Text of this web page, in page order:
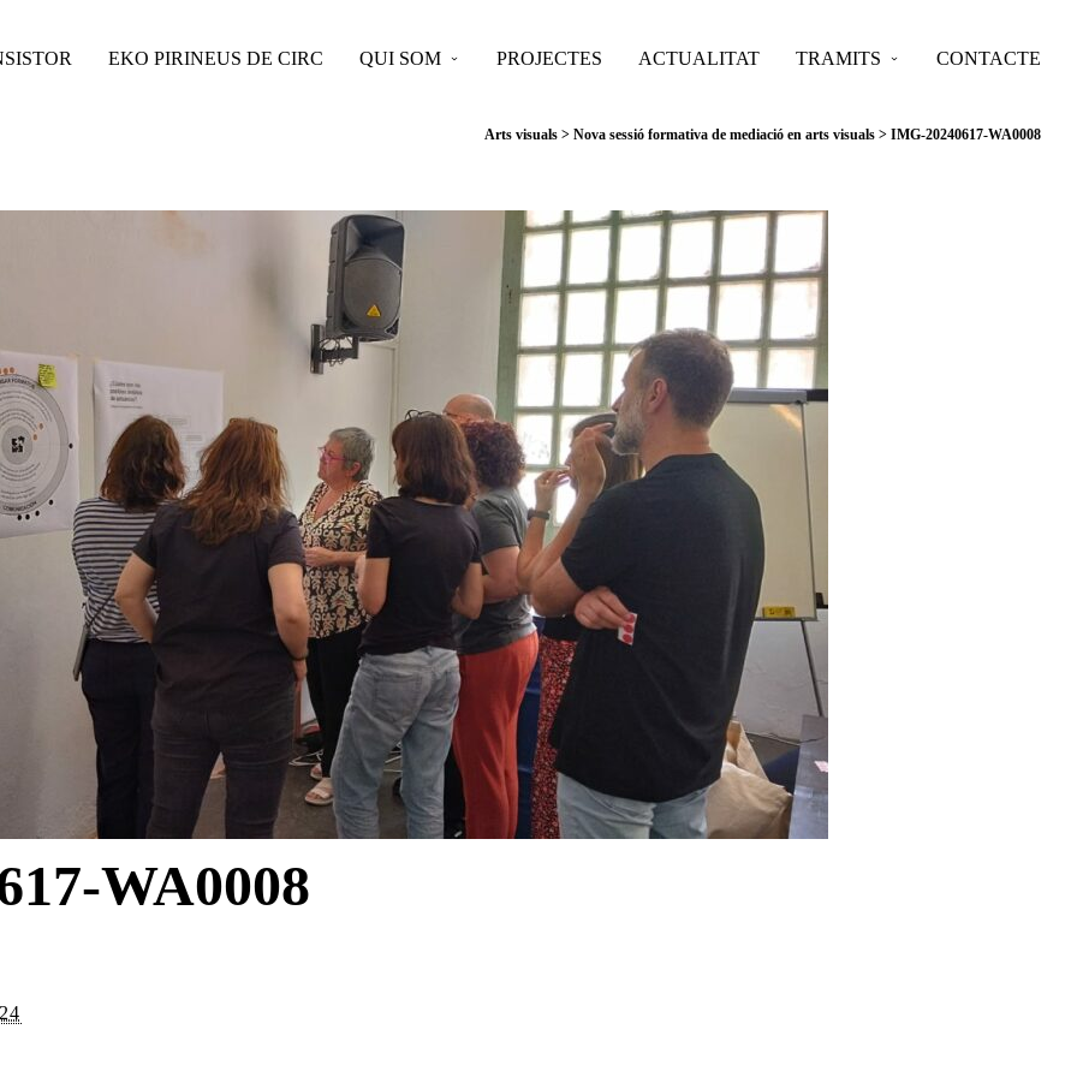
Arts visuals > Nova sessió formativa de mediació en arts visuals > IMG-20240617-WA0008
EKO PIRINEUS DE CIRC QUI SOM PROJECTES ACTUALITAT TRAMITS CONTACTE
WA0008